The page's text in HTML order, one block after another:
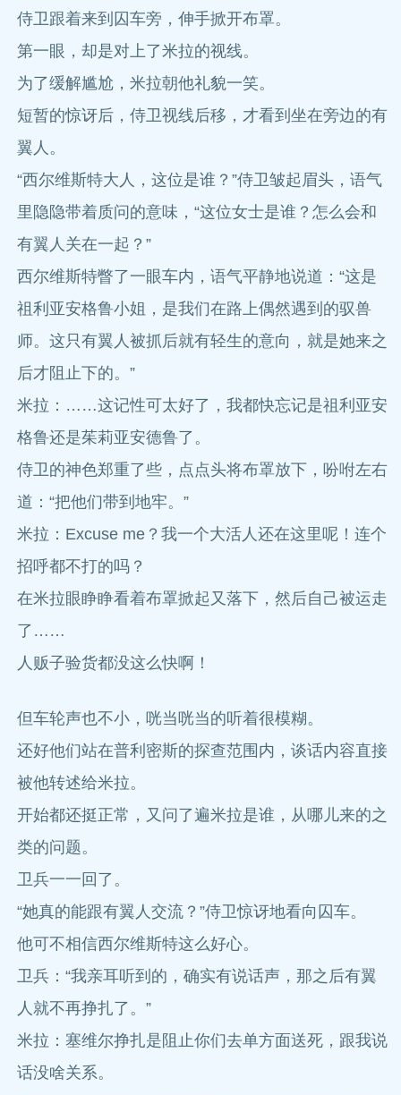
侍卫跟着来到囚车旁，伸手掀开布罩。
第一眼，却是对上了米拉的视线。
为了缓解尴尬，米拉朝他礼貌一笑。
短暂的惊讶后，侍卫视线后移，才看到坐在旁边的有
翼人。
“西尔维斯特大人，这位是谁？”侍卫皱起眉头，语气
里隐隐带着质问的意味，“这位女士是谁？怎么会和
有翼人关在一起？”
西尔维斯特瞥了一眼车内，语气平静地说道：“这是
祖利亚安格鲁小姐，是我们在路上偶然遇到的驭兽
师。这只有翼人被抓后就有轻生的意向，就是她来之
后才阻止下的。”
米拉：……这记性可太好了，我都快忘记是祖利亚安
格鲁还是茱莉亚安德鲁了。
侍卫的神色郑重了些，点点头将布罩放下，吩咐左右
道：“把他们带到地牢。”
米拉：Excuse me？我一个大活人还在这里呢！连个
招呼都不打的吗？
在米拉眼睁睁看着布罩掀起又落下，然后自己被运走
了……
人贩子验货都没这么快啊！
但车轮声也不小，咣当咣当的听着很模糊。
还好他们站在普利密斯的探查范围内，谈话内容直接
被他转述给米拉。
开始都还挺正常，又问了遍米拉是谁，从哪儿来的之
类的问题。
卫兵一一回了。
“她真的能跟有翼人交流？”侍卫惊讶地看向囚车。
他可不相信西尔维斯特这么好心。
卫兵：“我亲耳听到的，确实有说话声，那之后有翼
人就不再挣扎了。”
米拉：塞维尔挣扎是阻止你们去单方面送死，跟我说
话没啥关系。